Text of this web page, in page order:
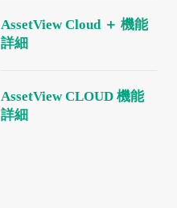
AssetView Cloud ＋ 機能
詳細
AssetView CLOUD 機能
詳細